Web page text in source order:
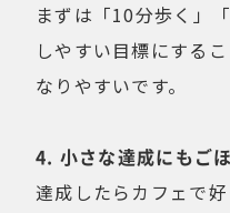
まずは「10分歩く」
しやすい目標にする
なりやすいです。
4. 小さな達成にもご
達成したらカフェで